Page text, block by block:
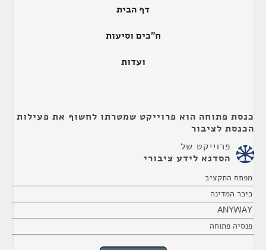
דף הבית
ח"כים וסיעות
ועדות
כנסת פתוחה הוא פרוייקט שמטרתו לחשוף את פעילות
הכנסת לציבור
פרוייקט של
הסדנא לידע ציבורי
מפתח התקציב
כיכר המדינה
ANYWAY
פנסיה פתוחה